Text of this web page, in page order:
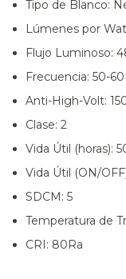
Tipo de Blanco:
Lúmenes por
Flujo Luminoso:
Frecuencia: 50-
Anti-High-Volt:
Clase: 2
Vida Útil (horas):
Vida Útil (ON/
SDCM: 5
Temperatura de
CRI: 80Ra